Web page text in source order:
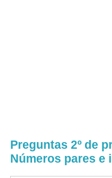
Preguntas 2º de
Números pares e